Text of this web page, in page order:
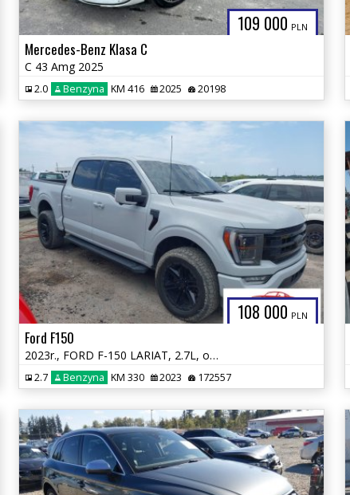
109 000 PLN
Mercedes-Benz Klasa C
C 43 Amg 2025
2.0 Benzyna KM 416 2025 20198
108 000 PLN
Ford F150
2023r., FORD F-150 LARIAT, 2.7L, od ubezpieczalni
2.7 Benzyna KM 330 2023 172557